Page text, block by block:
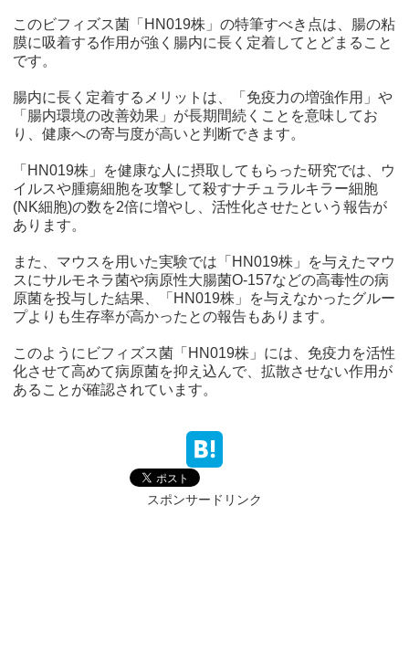
このビフィズス菌「HN019株」の特筆すべき点は、腸の粘
膜に吸着する作用が強く腸内に長く定着してとどまること
です。
腸内に長く定着するメリットは、「免疫力の増強作用」や
「腸内環境の改善効果」が長期間続くことを意味してお
り、健康への寄与度が高いと判断できます。
「HN019株」を健康な人に摂取してもらった研究では、ウ
イルスや腫瘍細胞を攻撃して殺すナチュラルキラー細胞
(NK細胞)の数を2倍に増やし、活性化させたという報告が
あります。
また、マウスを用いた実験では「HN019株」を与えたマウ
スにサルモネラ菌や病原性大腸菌O-157などの高毒性の病
原菌を投与した結果、「HN019株」を与えなかったグルー
プよりも生存率が高かったとの報告もあります。
このようにビフィズス菌「HN019株」には、免疫力を活性
化させて高めて病原菌を抑え込んで、拡散させない作用が
あることが確認されています。
スポンサードリンク